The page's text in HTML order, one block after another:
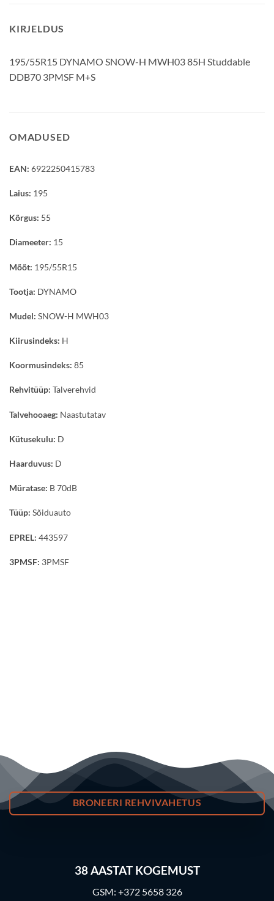
KIRJELDUS
195/55R15 DYNAMO SNOW-H MWH03 85H Studdable
DDB70 3PMSF M+S
OMADUSED
EAN: 6922250415783
Laius: 195
Kõrgus: 55
Diameeter: 15
Mõõt: 195/55R15
Tootja: DYNAMO
Mudel: SNOW-H MWH03
Kiirusindeks: H
Koormusindeks: 85
Rehvitüüp: Talverehvid
Talvehooaeg: Naastutatav
Kütusekulu: D
Haarduvus: D
Müratase: B 70dB
Tüüp: Sõiduauto
EPREL: 443597
3PMSF: 3PMSF
BRONEERI REHVIVAHETUS
38AASTAT KOGEMUST
GSM: +372 5658 326